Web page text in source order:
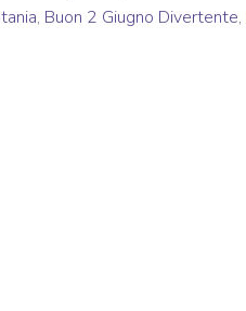
, Buon 2 Giugno Divertente,